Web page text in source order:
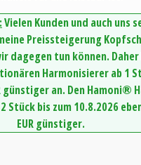
Vielen Kunden und auch uns
Preissteigerung
dagegen tun können.
Harmonisierer ab 1
günstiger an. Den Hamoni®
Stück bis zum 10.8.2026
EUR günstiger.